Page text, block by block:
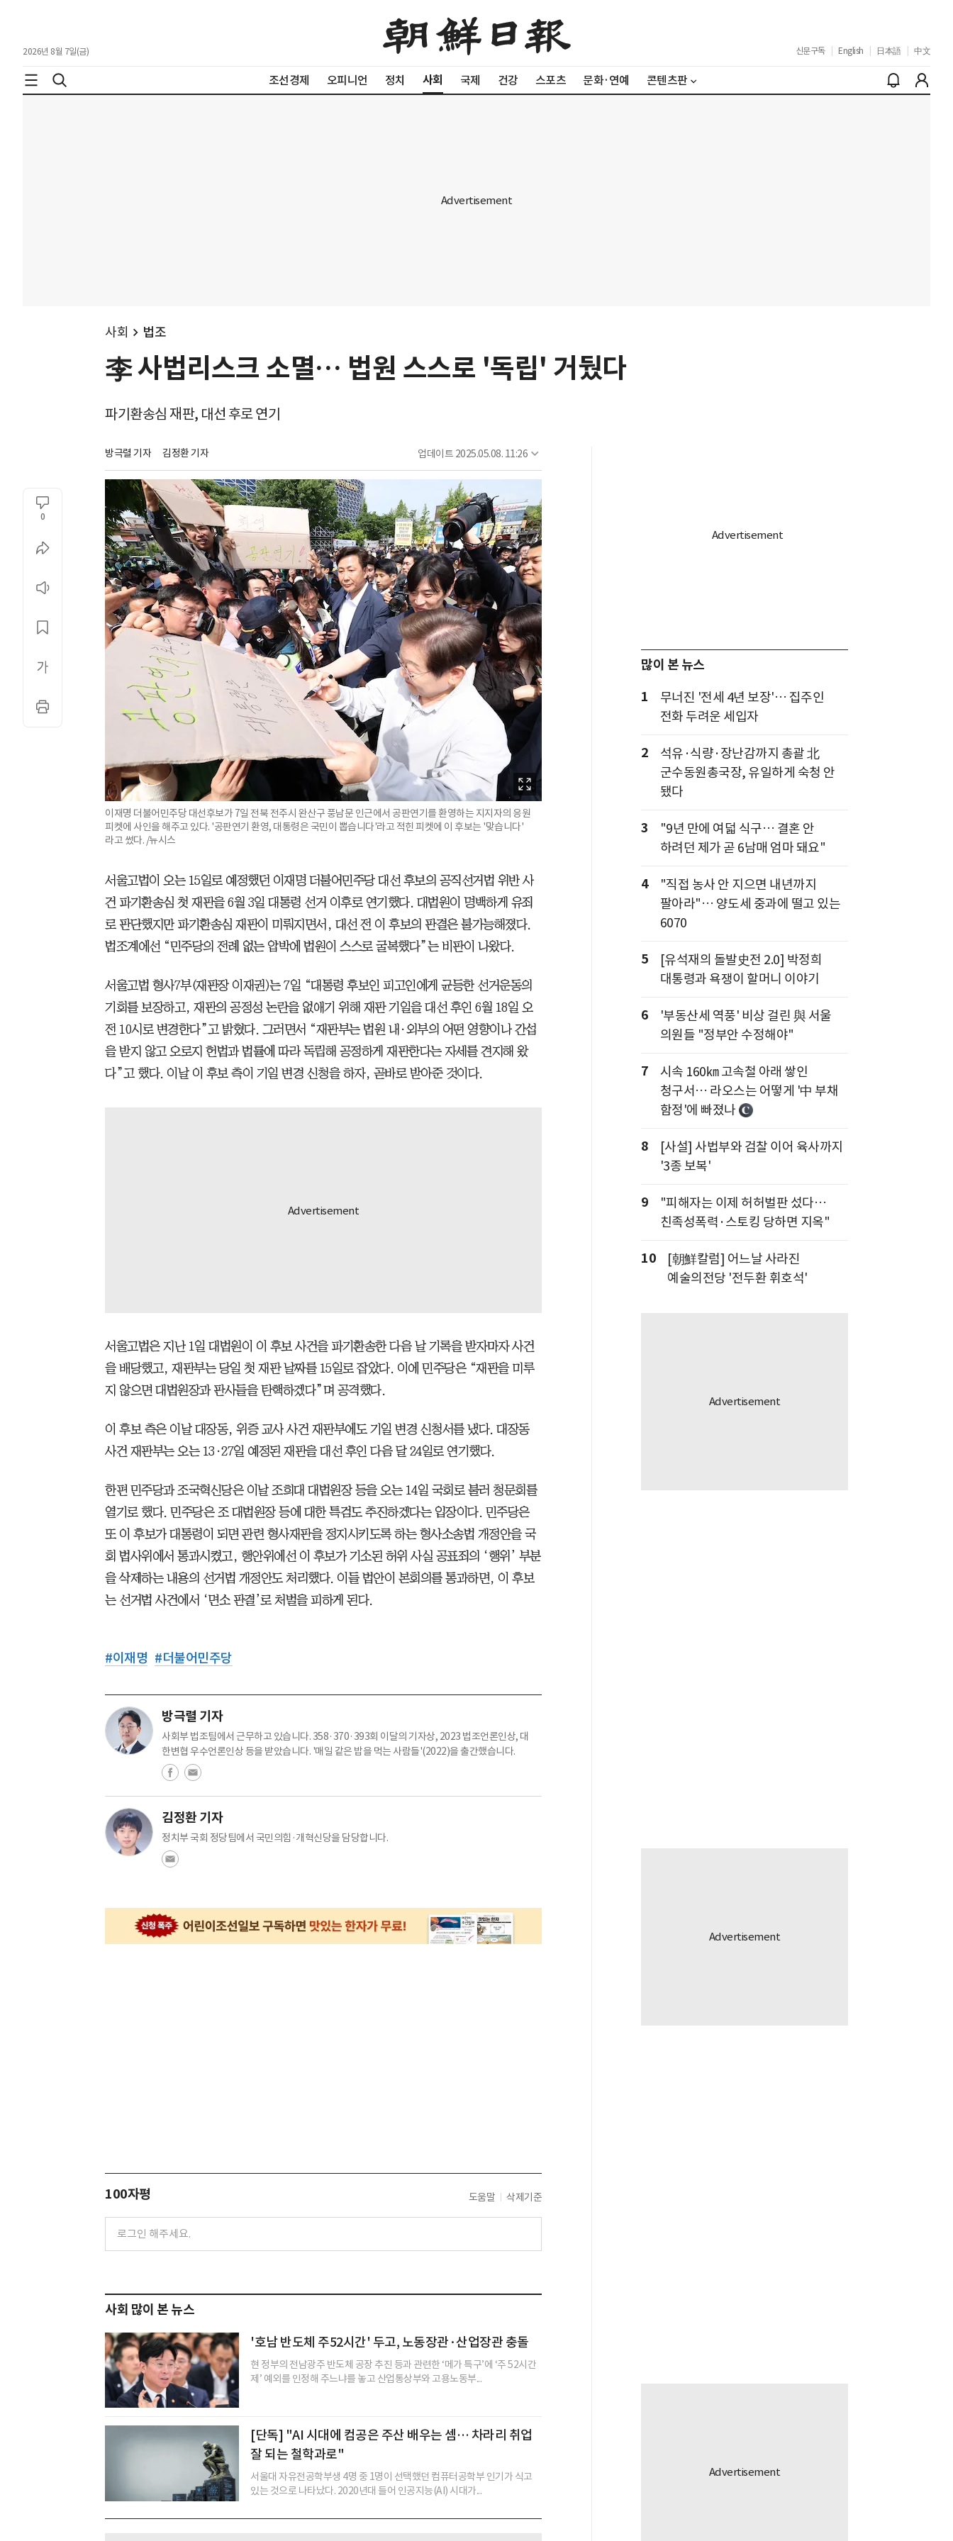
2026년 8월 7일(금) 신문구독 English 日本語 中文
조선경제 오피니언 정치 사회 국제 건강 스포츠 문화·연예 콘텐츠판
사회 법조
李 사법리스크 소멸… 법원 스스로 '독립' 거뒀다
파기환송심 재판, 대선 후로 연기
방극렬 기자 김정환 기자 업데이트 2025.05.08. 11:26
0
이재명 더불어민주당 대선후보가 7일 전북 전주시 완산구 풍남문 인근에서 공판연기를 환영하는 지지자의 응원
피켓에 사인을 해주고 있다. '공판연기 환영, 대통령은 국민이 뽑습니다'라고 적힌 피켓에 이 후보는 '맞습니다'
라고 썼다. /뉴시스
서울고법이 오는 15일로 예정했던 이재명 더불어민주당 대선 후보의 공직선거법 위반 사
건 파기환송심 첫 재판을 6월 3일 대통령 선거 이후로 연기했다. 대법원이 명백하게 유죄
로 판단했지만 파기환송심 재판이 미뤄지면서, 대선 전 이 후보의 판결은 불가능해졌다.
법조계에선 “민주당의 전례 없는 압박에 법원이 스스로 굴복했다”는 비판이 나왔다.
서울고법 형사7부(재판장 이재권)는 7일 “대통령 후보인 피고인에게 균등한 선거운동의
기회를 보장하고, 재판의 공정성 논란을 없애기 위해 재판 기일을 대선 후인 6월 18일 오
전 10시로 변경한다”고 밝혔다. 그러면서 “재판부는 법원 내·외부의 어떤 영향이나 간섭
을 받지 않고 오로지 헌법과 법률에 따라 독립해 공정하게 재판한다는 자세를 견지해 왔
다”고 했다. 이날 이 후보 측이 기일 변경 신청을 하자, 곧바로 받아준 것이다.
서울고법은 지난 1일 대법원이 이 후보 사건을 파기환송한 다음 날 기록을 받자마자 사건
을 배당했고, 재판부는 당일 첫 재판 날짜를 15일로 잡았다. 이에 민주당은 “재판을 미루
지 않으면 대법원장과 판사들을 탄핵하겠다”며 공격했다.
이 후보 측은 이날 대장동, 위증 교사 사건 재판부에도 기일 변경 신청서를 냈다. 대장동
사건 재판부는 오는 13·27일 예정된 재판을 대선 후인 다음 달 24일로 연기했다.
한편 민주당과 조국혁신당은 이날 조희대 대법원장 등을 오는 14일 국회로 불러 청문회를
열기로 했다. 민주당은 조 대법원장 등에 대한 특검도 추진하겠다는 입장이다. 민주당은
또 이 후보가 대통령이 되면 관련 형사재판을 정지시키도록 하는 형사소송법 개정안을 국
회 법사위에서 통과시켰고, 행안위에선 이 후보가 기소된 허위 사실 공표죄의 ‘행위’ 부분
을 삭제하는 내용의 선거법 개정안도 처리했다. 이들 법안이 본회의를 통과하면, 이 후보
는 선거법 사건에서 ‘면소 판결’로 처벌을 피하게 된다.
#이재명 #더불어민주당
방극렬 기자
사회부 법조팀에서 근무하고 있습니다. 358·370·393회 이달의 기자상, 2023 법조언론인상, 대
한변협 우수언론인상 등을 받았습니다. '매일 같은 밥을 먹는 사람들'(2022)을 출간했습니다.
김정환 기자
정치부 국회 정당팀에서 국민의힘·개혁신당을 담당합니다.
100자평 도움말 삭제기준
사회 많이 본 뉴스
'호남 반도체 주52시간' 두고, 노동장관·산업장관 충돌
현 정부의 전남광주 반도체 공장 추진 등과 관련한 ‘메가 특구’에 ‘주 52시간
제’ 예외를 인정해 주느냐를 놓고 산업통상부와 고용노동부...
[단독] "AI 시대에 컴공은 주산 배우는 셈… 차라리 취업
잘 되는 철학과로"
서울대 자유전공학부생 4명 중 1명이 선택했던 컴퓨터공학부 인기가 식고
있는 것으로 나타났다. 2020년대 들어 인공지능(AI) 시대가...
많이 본 뉴스
1
무너진 '전세 4년 보장'… 집주인
전화 두려운 세입자
2
석유·식량·장난감까지 총괄 北
군수동원총국장, 유일하게 숙청 안
됐다
3
"9년 만에 여덟 식구… 결혼 안
하려던 제가 곧 6남매 엄마 돼요"
4
"직접 농사 안 지으면 내년까지
팔아라"… 양도세 중과에 떨고 있는
6070
5
[유석재의 돌발史전 2.0] 박정희
대통령과 욕쟁이 할머니 이야기
6
'부동산세 역풍' 비상 걸린 與 서울
의원들 "정부안 수정해야"
7
시속 160㎞ 고속철 아래 쌓인
청구서… 라오스는 어떻게 '中 부채
함정'에 빠졌나
8
[사설] 사법부와 검찰 이어 육사까지
'3종 보복'
9
"피해자는 이제 허허벌판 섰다…
친족성폭력·스토킹 당하면 지옥"
10
[朝鮮칼럼] 어느날 사라진
예술의전당 '전두환 휘호석'